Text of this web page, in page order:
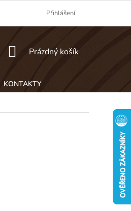
Přihlášení
NÁKUPNÍ
Prázdný košík
KONTAKTY